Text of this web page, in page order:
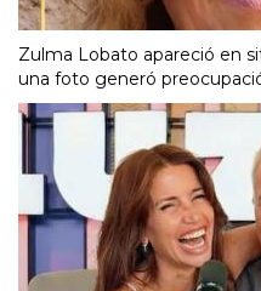
Zulma Lobato apareció en
una foto generó